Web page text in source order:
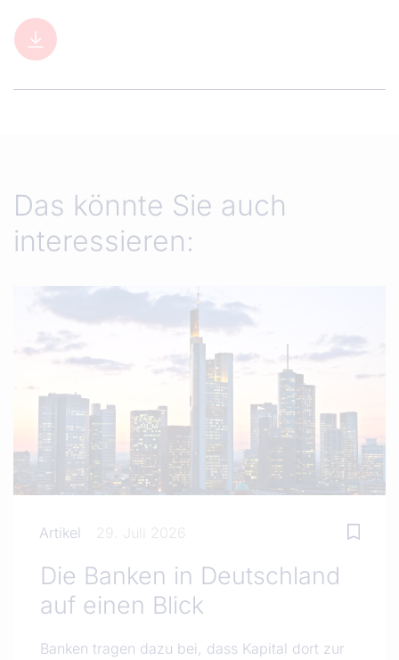
Das könnte Sie auch
interessieren:
Artikel 29. Juli 2026
Die Banken in Deutschland
auf einen Blick
Banken tragen dazu bei, dass Kapital dort zur